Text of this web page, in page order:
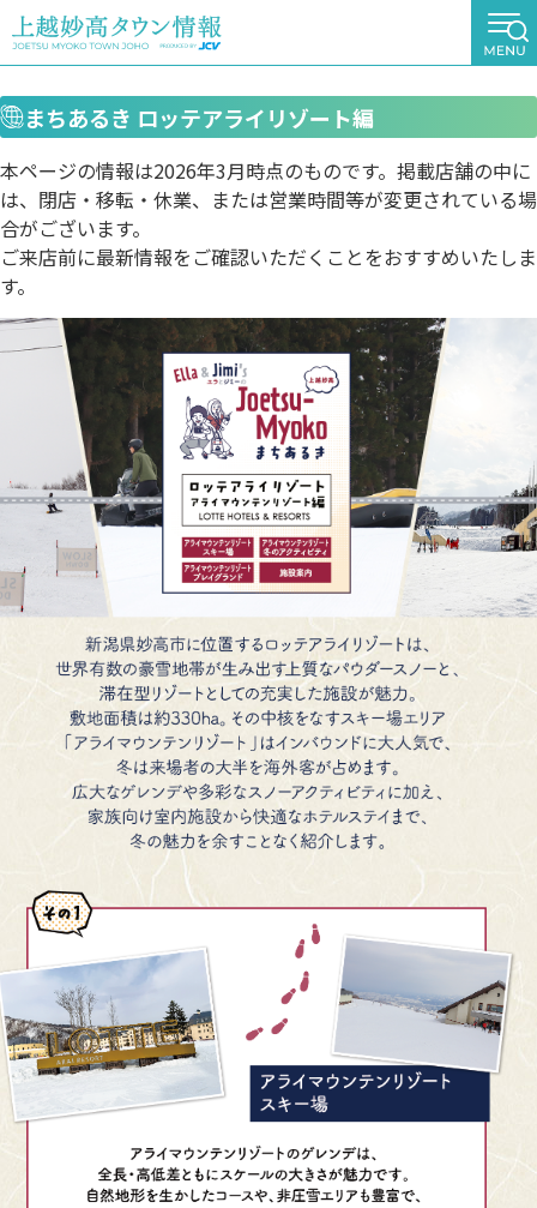
まちあるき ロッテアライリゾート編
本ページの情報は2026年3月時点のものです。掲載店舗の中に
は、閉店・移転・休業、または営業時間等が変更されている場
合がございます。
ご来店前に最新情報をご確認いただくことをおすすめいたしま
す。